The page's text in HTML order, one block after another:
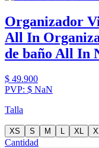
Organizador
All In
de baño All In
$ 49.900
PVP: $ NaN
Talla
XS S M L XL
Cantidad